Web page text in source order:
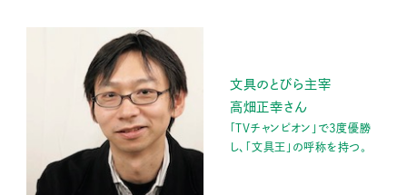
文具のとびら主宰
高畑正幸さん
「TVチャンピオン」で3度優勝
し、「文具王」の呼称を持つ。